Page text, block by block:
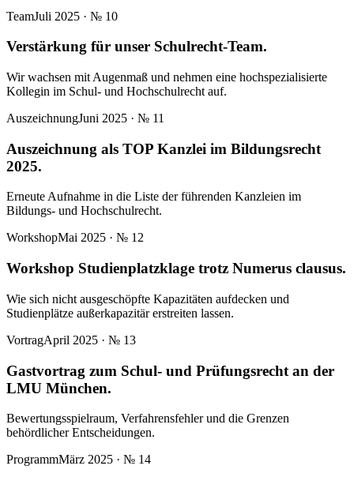
TeamJuli 2025 · № 10
Verstärkung für unser Schulrecht-Team.
Wir wachsen mit Augenmaß und nehmen eine hochspezialisierte
Kollegin im Schul- und Hochschulrecht auf.
AuszeichnungJuni 2025 · № 11
Auszeichnung als TOP Kanzlei im Bildungsrecht
2025.
Erneute Aufnahme in die Liste der führenden Kanzleien im
Bildungs- und Hochschulrecht.
WorkshopMai 2025 · № 12
Workshop Studienplatzklage trotz Numerus clausus.
Wie sich nicht ausgeschöpfte Kapazitäten aufdecken und
Studienplätze außerkapazitär erstreiten lassen.
VortragApril 2025 · № 13
Gastvortrag zum Schul- und Prüfungsrecht an der
LMU München.
Bewertungsspielraum, Verfahrensfehler und die Grenzen
behördlicher Entscheidungen.
ProgrammMärz 2025 · № 14